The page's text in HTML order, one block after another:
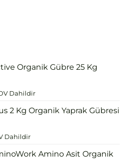
Organik Gübre 25 Kg
Dahildir
2 Kg Organik Yaprak Gübresi
Dahildir
Amino Asit Organik